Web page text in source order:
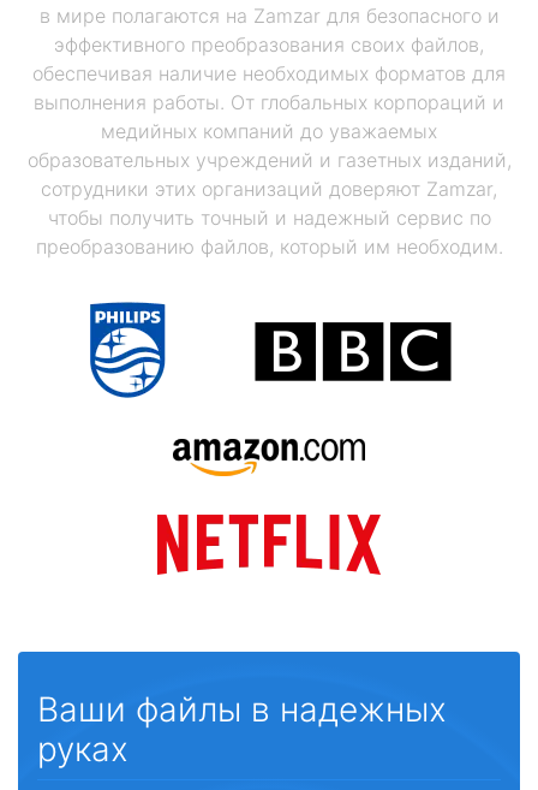
в мире полагаются на Zamzar для безопасного и
эффективного преобразования своих файлов,
обеспечивая наличие необходимых форматов для
выполнения работы. От глобальных корпораций и
медийных компаний до уважаемых
образовательных учреждений и газетных изданий,
сотрудники этих организаций доверяют Zamzar,
чтобы получить точный и надежный сервис по
преобразованию файлов, который им необходим.
Ваши файлы в надежных
руках